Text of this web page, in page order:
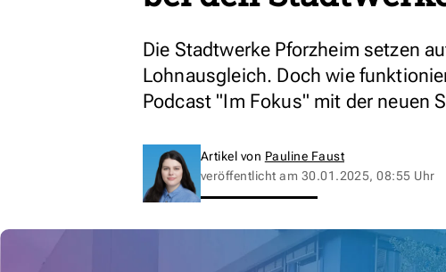
Die Stadtwerke Pforzheim setzen
Lohnausgleich. Doch wie
Podcast "Im Fokus" mit der neuen
Artikel von Pauline Faust
veröffentlicht am 30.01.2025, 08:55 Uhr